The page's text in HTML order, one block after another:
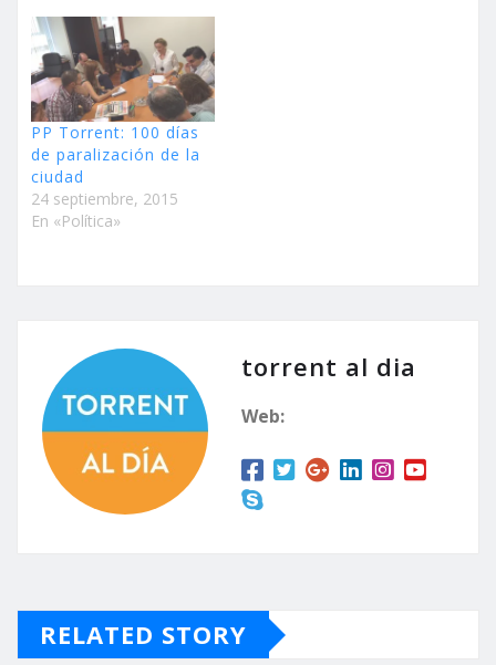
PP Torrent: 100 días
de paralización de la
ciudad
24 septiembre, 2015
En «Política»
torrent al dia
Web:
RELATED STORY